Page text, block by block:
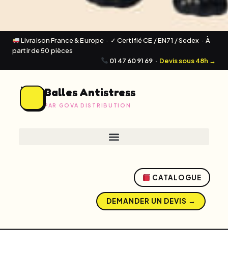
Livraison France & Europe · ✓ Certifié CE / EN71 / Sedex · À
partir de 50 pièces
01 47 60 91 69 · Devis sous 48h →
Balles Antistress
PAR GOVA DISTRIBUTION
CATALOGUE
DEMANDER UN DEVIS →